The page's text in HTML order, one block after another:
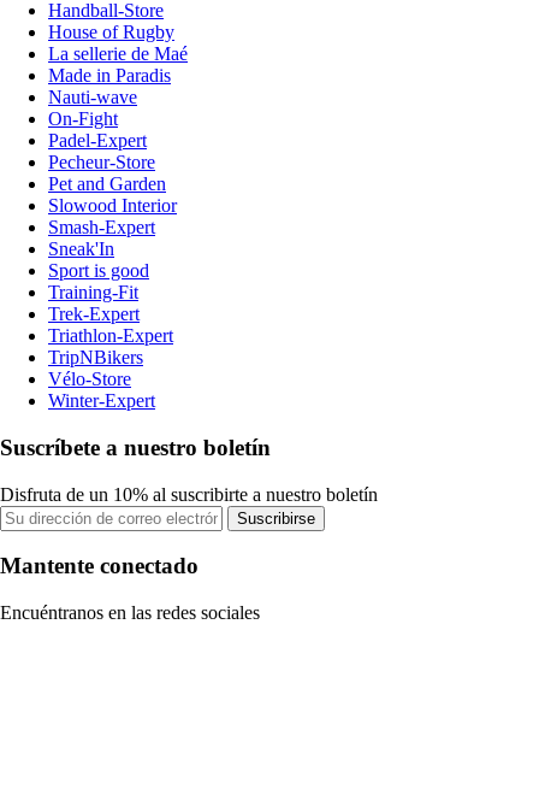
Handball-Store
House of Rugby
La sellerie de Maé
Made in Paradis
Nauti-wave
On-Fight
Padel-Expert
Pecheur-Store
Pet and Garden
Slowood Interior
Smash-Expert
Sneak'In
Sport is good
Training-Fit
Trek-Expert
Triathlon-Expert
TripNBikers
Vélo-Store
Winter-Expert
Suscríbete a nuestro boletín
Disfruta de un 10% al suscribirte a nuestro boletín
Suscribirse
Mantente conectado
Encuéntranos en las redes sociales